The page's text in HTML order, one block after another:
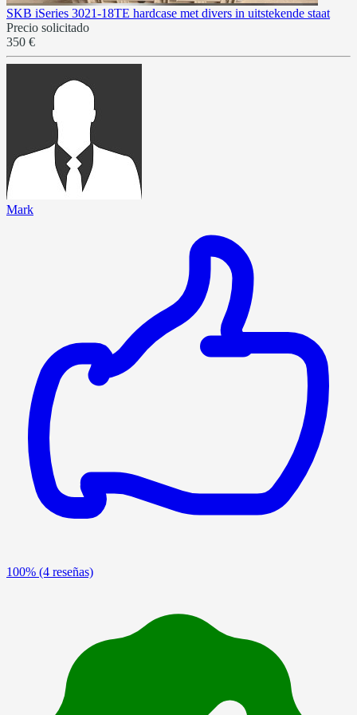
SKB iSeries 3021-18TE hardcase met divers in uitstekende staat
Precio solicitado
350 €
Mark
100% (4 reseñas)